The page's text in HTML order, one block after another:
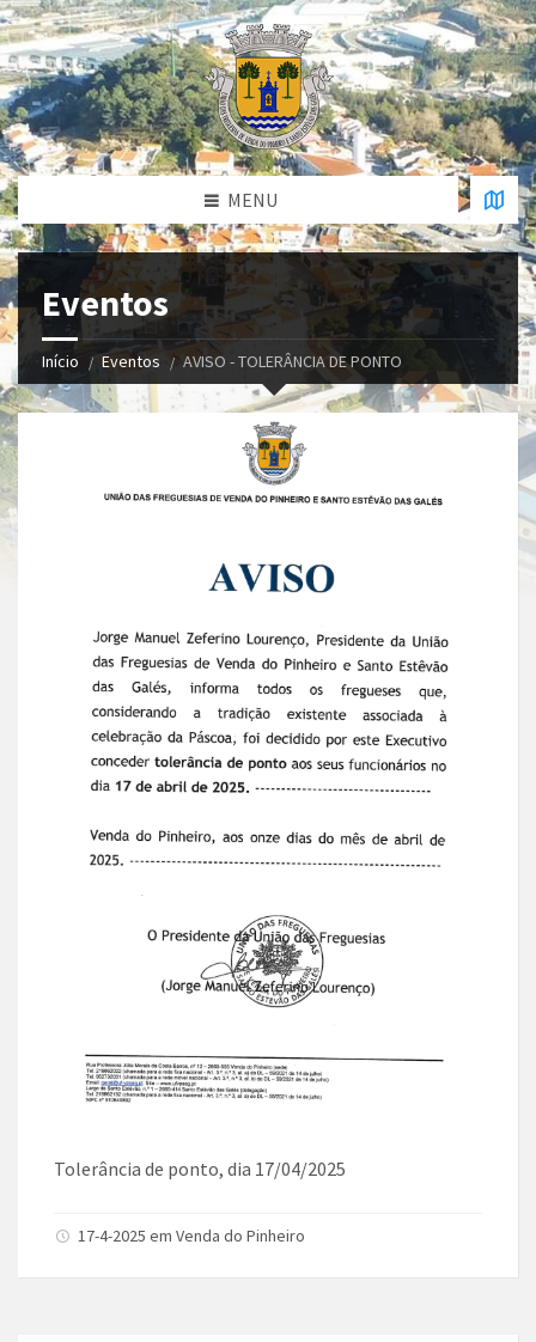
MENU
Eventos
Início Eventos AVISO - TOLERÂNCIA DE PONTO
Tolerância de ponto, dia 17/04/2025
17-4-2025 em Venda do Pinheiro